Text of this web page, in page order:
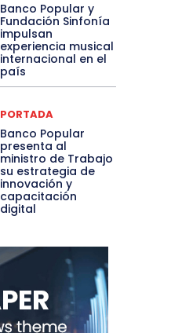
Banco Popular y
Fundación Sinfonía
impulsan
experiencia musical
internacional en el
país
PORTADA
Banco Popular
presenta al
ministro de Trabajo
su estrategia de
innovación y
capacitación
digital